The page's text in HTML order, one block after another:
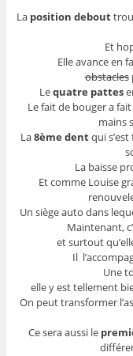
La position debout
Et
Elle avance en
obstacles
Lequatre pattes
Le fait de bouger a
mains
La8ème dentqui
La baisse
Et comme Louise
Un siège auto dans
Maintenant,
et surtout
Il
Une
elle y est tellement
On peut transformer
Ce sera aussi le